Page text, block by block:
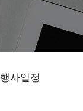
행사일정